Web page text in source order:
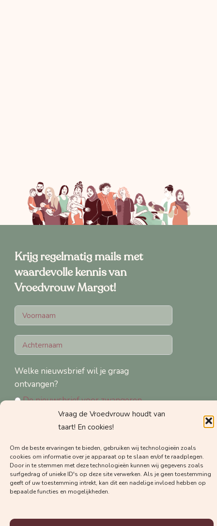
Vraag de Vroedvrouw houdt van
taart! En cookies!
Om de beste ervaringen te bieden, gebruiken wij technologieën zoals
cookies om informatie over je apparaat op te slaan en/of te raadplegen.
Door in te stemmen met deze technologieën kunnen wij gegevens zoals
surfgedrag of unieke ID's op deze site verwerken. Als je geen toestemming
geeft of uw toestemming intrekt, kan dit een nadelige invloed hebben op
bepaalde functies en mogelijkheden.
Krijg regelmatig mails met
waardevolle kennis van
Vroedvrouw Margot!
Welke nieuwsbrief wil je graag
ontvangen?
De nieuwsbrief voor zwangeren
De nieuwsbrief voor zorgverleners
Schrijf je in voor de nieuwsbrief